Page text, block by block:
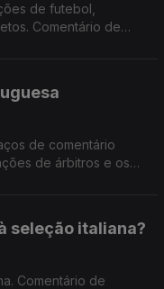
de futebol,
Comentário de
de comentário
de árbitros e os
seleção italiana?
Comentário de